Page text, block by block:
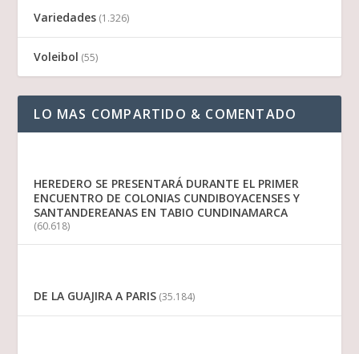
Variedades (1.326)
Voleibol (55)
LO MAS COMPARTIDO & COMENTADO
HEREDERO SE PRESENTARÁ DURANTE EL PRIMER
ENCUENTRO DE COLONIAS CUNDIBOYACENSES Y
SANTANDEREANAS EN TABIO CUNDINAMARCA
(60.618)
DE LA GUAJIRA A PARIS (35.184)